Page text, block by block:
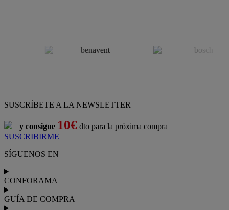
SUSCRÍBETE A LA NEWSLETTER
y consigue 10€ dto para la próxima compra
SUSCRIBIRME
SÍGUENOS EN
CONFORAMA
GUÍA DE COMPRA